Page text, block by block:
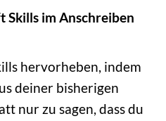
Skills im Anschreiben
hervorheben, indem
deiner bisherigen
nur zu sagen, dass du